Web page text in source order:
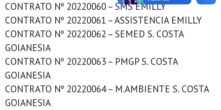
CONTRATO Nº 20220060 – SMS EMILLY
CONTRATO Nº 20220061 – ASSISTENCIA EMILLY
CONTRATO Nº 20220062 – SEMED S. COSTA
GOIANESIA
CONTRATO Nº 20220063 – PMGP S. COSTA
GOIANESIA
CONTRATO Nº 20220064 – M.AMBIENTE S. COSTA
GOIANESIA